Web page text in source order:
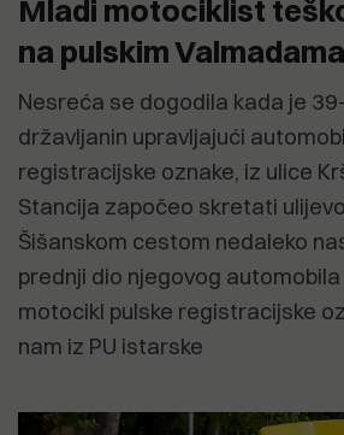
Mladi motociklist
na pulskim Valmadama
Nesreća se dogodila kada je
državljanin upravljajući
registracijske oznake, iz ulice
Stancija započeo skretati
Šišanskom cestom nedaleko
prednji dio njegovog
motocikl pulske registracijske
nam iz PU istarske